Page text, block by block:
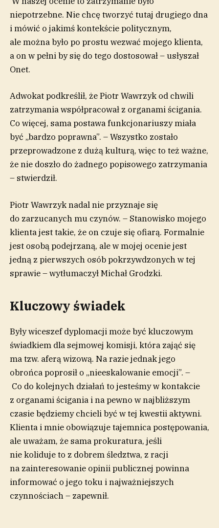
niepotrzebne. Nie chcę tworzyć tutaj drugiego dna
i mówić o jakimś kontekście politycznym,
ale można było po prostu wezwać mojego klienta,
a on w pełni by się do tego dostosował – usłyszał
Onet.
Adwokat podkreślił, że Piotr Wawrzyk od chwili
zatrzymania współpracował z organami ścigania.
Co więcej, sama postawa funkcjonariuszy miała
być „bardzo poprawna”. – Wszystko zostało
przeprowadzone z dużą kulturą, więc to też ważne,
że nie doszło do żadnego popisowego zatrzymania
– stwierdził.
Piotr Wawrzyk nadal nie przyznaje się
do zarzucanych mu czynów. – Stanowisko mojego
klienta jest takie, że on czuje się ofiarą. Formalnie
jest osobą podejrzaną, ale w mojej ocenie jest
jedną z pierwszych osób pokrzywdzonych w tej
sprawie – wytłumaczył Michał Grodzki.
Kluczowy świadek
Były wiceszef dyplomacji może być kluczowym
świadkiem dla sejmowej komisji, która zająć się
ma tzw. aferą wizową. Na razie jednak jego
obrońca poprosił o „nieeskalowanie emocji”. –
Co do kolejnych działań to jesteśmy w kontakcie
z organami ścigania i na pewno w najbliższym
czasie będziemy chcieli być w tej kwestii aktywni.
Klienta i mnie obowiązuje tajemnica postępowania,
ale uważam, że sama prokuratura, jeśli
nie koliduje to z dobrem śledztwa, z racji
na zainteresowanie opinii publicznej powinna
informować o jego toku i najważniejszych
czynnościach – zapewnił.